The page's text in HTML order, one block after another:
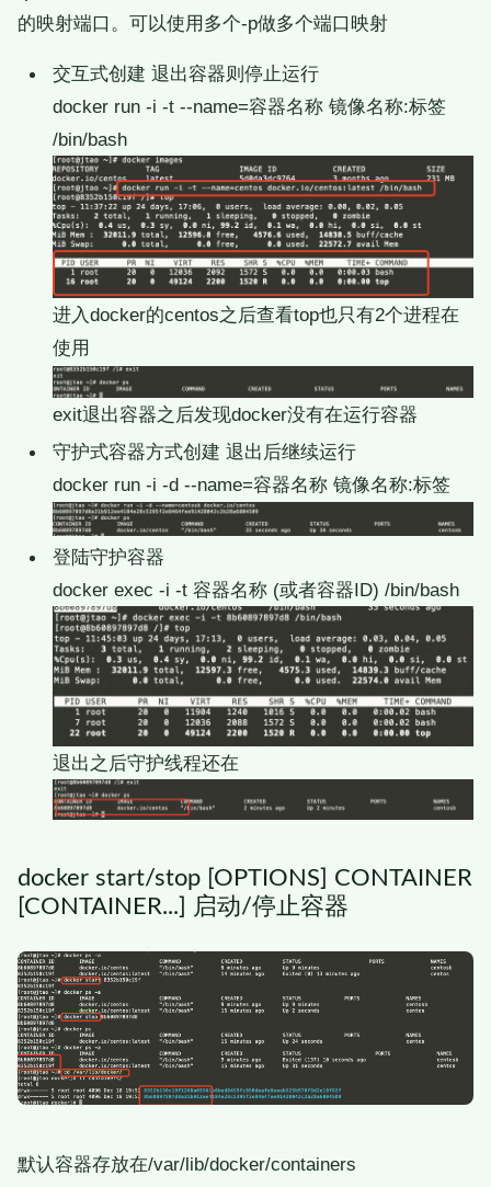
的映射端口。可以使用多个-p做多个端口映射
交互式创建 退出容器则停止运行
docker run -i -t --name=容器名称 镜像名称:标签
/bin/bash
进入docker的centos之后查看top也只有2个进程在
使用
exit退出容器之后发现docker没有在运行容器
守护式容器方式创建 退出后继续运行
docker run -i -d --name=容器名称 镜像名称:标签
登陆守护容器
docker exec -i -t 容器名称 (或者容器ID) /bin/bash
退出之后守护线程还在
docker start/stop [OPTIONS] CONTAINER
[CONTAINER...] 启动/停止容器
默认容器存放在/var/lib/docker/containers